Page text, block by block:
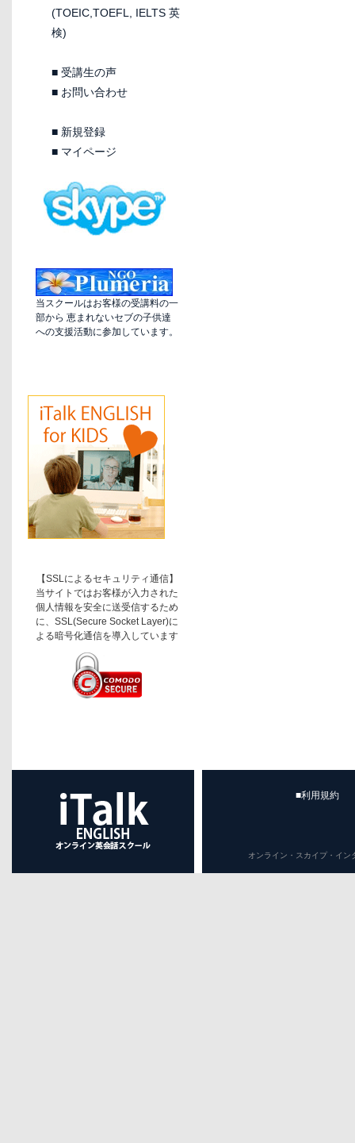
(TOEIC,TOEFL, IELTS 英
検)
■ 受講生の声
■ お問い合わせ
■ 新規登録
■ マイページ
当スクールはお客様の受講料の一
部から 恵まれないセブの子供達
への支援活動に参加しています。
【SSLによるセキュリティ通信】
当サイトではお客様が入力された
個人情報を安全に送受信するため
に、SSL(Secure Socket Layer)に
よる暗号化通信を導入しています
■利用規約
オンライン・スカイプ・イ